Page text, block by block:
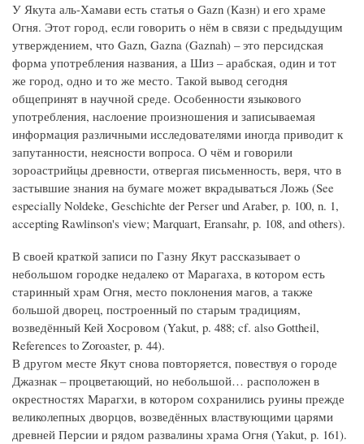
У Якута аль-Хамави есть статья о Gazn (Казн) и его храме
Огня. Этот город, если говорить о нём в связи с предыдущим
утверждением, что Gazn, Gazna (Gaznah) – это персидская
форма употребления названия, а Шиз – арабская, один и тот
же город, одно и то же место. Такой вывод сегодня
общепринят в научной среде. Особенности языкового
употребления, наслоение произношения и записываемая
информация различными исследователями иногда приводит к
запутанности, неясности вопроса. О чём и говорили
зороастрийцы древности, отвергая письменность, веря, что в
застывшие знания на бумаге может вкрадываться Ложь (See
especially Noldeke, Geschichte der Perser und Araber, p. 100, n. 1,
accepting Rawlinson's view; Marquart, Eransahr, p. 108, and others).
В своей краткой записи по Газну Якут рассказывает о
небольшом городке недалеко от Марагаха, в котором есть
старинный храм Огня, место поклонения магов, а также
большой дворец, построенный по старым традициям,
возведённый Кей Хосровом (Yakut, p. 488; cf. also Gottheil,
References to Zoroaster, p. 44).
В другом месте Якут снова повторяется, повествуя о городе
Джазнак – процветающий, но небольшой… расположен в
окрестностях Марагхи, в котором сохранились руины прежде
великолепных дворцов, возведённых властвующими царями
древней Персии и рядом развалины храма Огня (Yakut, p. 161).